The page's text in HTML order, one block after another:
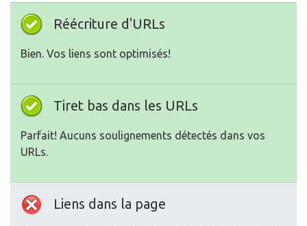
Réécriture d'URLs
Bien. Vos liens sont optimisés!
Tiret bas dans les URLs
Parfait! Aucuns soulignements détectés dans vos
URLs.
Liens dans la page